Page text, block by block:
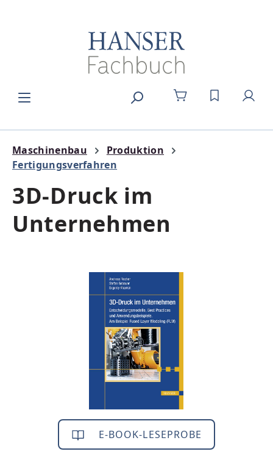
DU HAST 0
Maschinenbau
Produktion
Fertigungsverfahren
3D-Druck im
Unternehmen
Bildergalerie überspringen
E-BOOK-LESEPROBE